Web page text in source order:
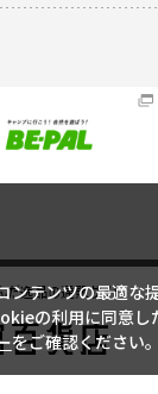
ンテンツの最適
の利用に同意し
をご確認ください。